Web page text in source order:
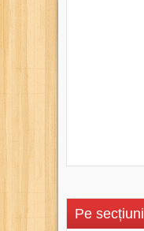
Pe secțiuni